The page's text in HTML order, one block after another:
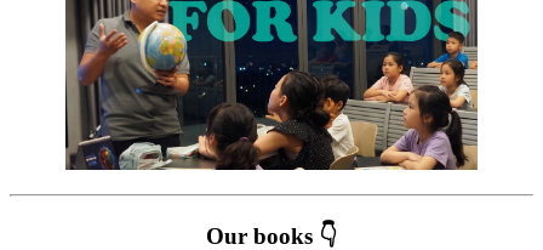
Our books 👇